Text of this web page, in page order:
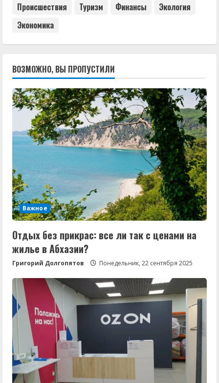
Происшествия Туризм Финансы
Экология
Экономика
ВОЗМОЖНО, ВЫ ПРОПУСТИЛИ
Важное
Отдых без прикрас: все ли так с ценами на
жилье в Абхазии?
Григорий Долгопятов Понедельник, 22 сентября 2025